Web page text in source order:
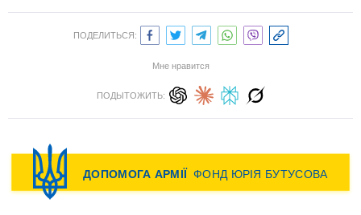
ПОДЕЛИТЬСЯ:
Мне нравится
ПОДЫТОЖИТЬ: